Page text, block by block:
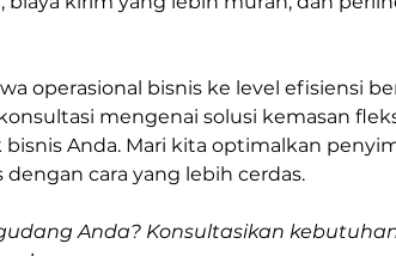
operasional bisnis ke level efisiensi
mengenai solusi kemasan
Anda. Mari kita optimalkan
cara yang lebih cerdas.
Anda? Konsultasikan